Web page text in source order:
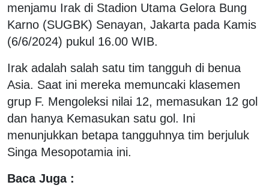
menjamu Irak di Stadion Utama Gelora Bung
Karno (SUGBK) Senayan, Jakarta pada Kamis
(6/6/2024) pukul 16.00 WIB.
Irak adalah salah satu tim tangguh di benua
Asia. Saat ini mereka memuncaki klasemen
grup F. Mengoleksi nilai 12, memasukan 12 gol
dan hanya Kemasukan satu gol. Ini
menunjukkan betapa tangguhnya tim berjuluk
Singa Mesopotamia ini.
Baca Juga :